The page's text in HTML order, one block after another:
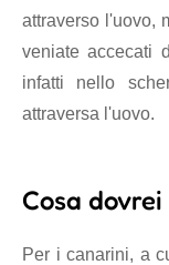
attraverso l'uovo,
veniate accecati
infatti nello
attraversa l'uovo.
Cosa
Per i canarini, a